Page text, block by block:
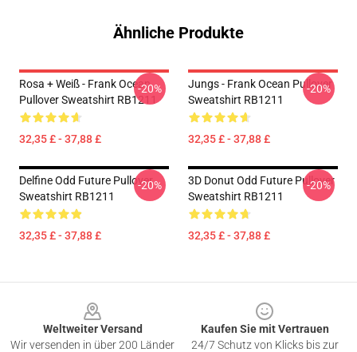
Ähnliche Produkte
Rosa + Weiß - Frank Ocean
Pullover Sweatshirt RB1211
32,35 £ - 37,88 £
-20%
Jungs - Frank Ocean Pullover
Sweatshirt RB1211
32,35 £ - 37,88 £
-20%
Delfine Odd Future Pullover
Sweatshirt RB1211
32,35 £ - 37,88 £
-20%
3D Donut Odd Future Pullover
Sweatshirt RB1211
32,35 £ - 37,88 £
-20%
Weltweiter Versand
Wir versenden in über 200 Länder
Kaufen Sie mit Vertrauen
24/7 Schutz von Klicks bis zur